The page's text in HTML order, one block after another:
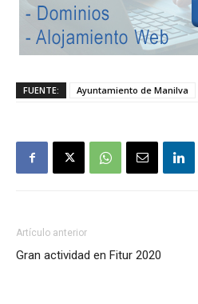
FUENTE: Ayuntamiento de Manilva
Artículo anterior
Gran actividad en Fitur 2020